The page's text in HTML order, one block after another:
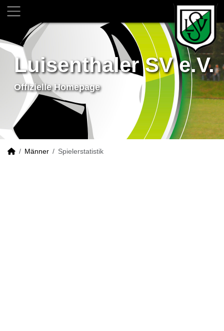
Luisenthaler SV e.V.
Offizielle Homepage
Männer Spielerstatistik